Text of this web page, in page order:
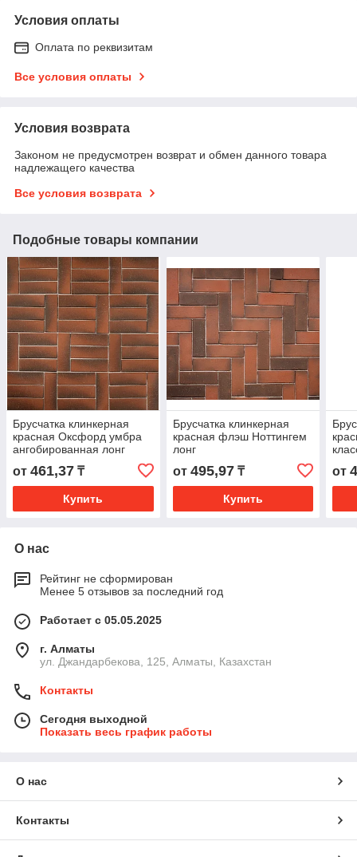
Условия оплаты
Оплата по реквизитам
Все условия оплаты
Условия возврата
Законом не предусмотрен возврат и обмен данного товара
надлежащего качества
Все условия возврата
Подобные товары компании
Брусчатка клинкерная
красная Оксфорд умбра
ангобированная лонг
от 461,37 ₸
Купить
Брусчатка клинкерная
красная флэш Ноттингем
лонг
от 495,97₸
Купить
от
О нас
Рейтинг не сформирован
Менее 5 отзывов за последний год
Работает с 05.05.2025
г. Алматы
ул. Джандарбекова, 125, Алматы, Казахстан
Контакты
Сегодня выходной
Показать весь график работы
О нас
Контакты